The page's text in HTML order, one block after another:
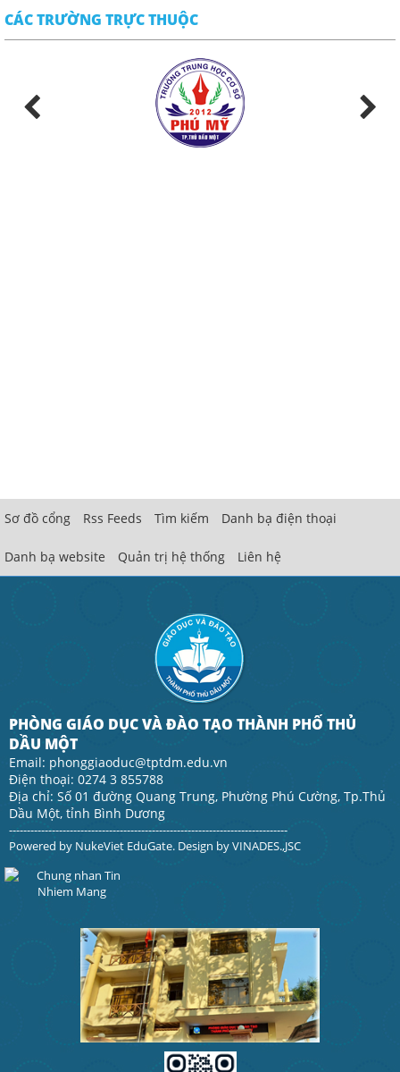
CÁC TRƯỜNG TRỰC THUỘC
Sơ đồ cổng Rss Feeds Tìm kiếm Danh bạ điện thoại
Danh bạ website Quản trị hệ thống Liên hệ
PHÒNG GIÁO DỤC VÀ ĐÀO TẠO THÀNH PHỐ THỦ
DẦU MỘT
Email: phonggiaoduc@tptdm.edu.vn
Điện thoại: 0274 3 855788
Địa chỉ: Số 01 đường Quang Trung, Phường Phú Cường, Tp.Thủ
Dầu Một, tỉnh Bình Dương
------------------------------------------------------------------------------
Powered by NukeViet EduGate. Design byVINADES.,JSC